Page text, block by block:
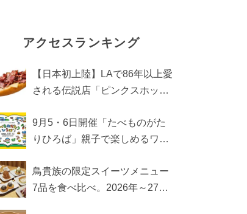
アクセスランキング
【日本初上陸】LAで86年以上愛
される伝説店「ピンクスホット
ットドッグブーム到来!?
9月5・6日開催「たべものがた
りひろば」親子で楽しめるワー
ーなどをご紹介
鳥貴族の限定スイーツメニュー
7品を食べ比べ。2026年～27年